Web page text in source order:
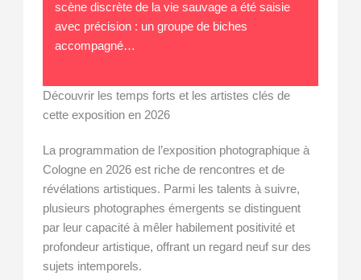
scène discrète de la vie sauvage a été saisie
avec précision : un groupe de biches
accompagné…
Découvrir les temps forts et les artistes clés de
cette exposition en 2026
La programmation de l’exposition photographique à
Cologne en 2026 est riche de rencontres et de
révélations artistiques. Parmi les talents à suivre,
plusieurs photographes émergents se distinguent
par leur capacité à mêler habilement positivité et
profondeur artistique, offrant un regard neuf sur des
sujets intemporels.